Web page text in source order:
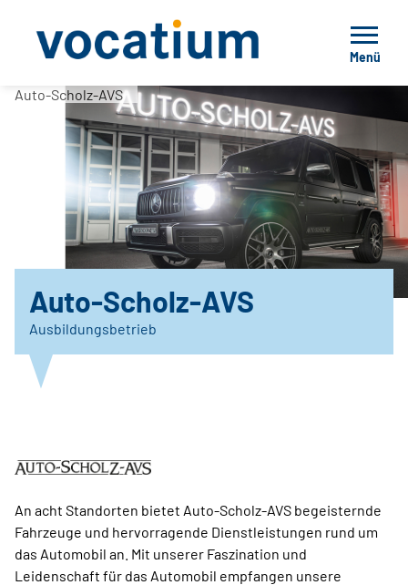
Menü
Auto-Scholz-AVS
Auto-Scholz-AVS
Ausbildungsbetrieb
An acht Standorten bietet Auto-Scholz-AVS begeisternde
Fahrzeuge und hervorragende Dienstleistungen rund um
das Automobil an. Mit unserer Faszination und
Leidenschaft für das Automobil empfangen unsere